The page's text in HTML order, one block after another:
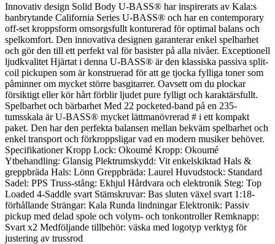
Innovativ design Solid Body U-BASS® har inspirerats av Kala:s
banbrytande California Series U-BASS® och har en contemporary
off-set kroppsform omsorgsfullt konturerad för optimal balans och
spelkomfort. Den innovativa designen garanterar enkel spelbarhet
och gör den till ett perfekt val för basister på alla nivåer. Exceptionell
ljudkvalitet Hjärtat i denna U-BASS® är den klassiska passiva split-
coil pickupen som är konstruerad för att ge tjocka fylliga toner som
påminner om mycket större basgitarrer. Oavsett om du plockar
försiktigt eller kör hårt förblir ljudet pure fylligt och karaktärsfullt.
Spelbarhet och bärbarhet Med 22 pocketed-band på en 235-
tumsskala är U-BASS® mycket lättmanövrerad # i ett kompakt
paket. Den har den perfekta balansen mellan bekväm spelbarhet och
enkel transport och förkroppsligar vad en modern musiker behöver.
Specifikationer Kropp Lock: Okoumé Kropp: Okoumé
Ytbehandling: Glansig Plektrumskydd: Vit enkelskiktad Hals &
greppbräda Hals: Lönn Greppbräda: Laurel Huvudstock: Standard
Sadel: PPS Truss-stång: Ekhjul Hårdvara och elektronik Steg: Top
Loaded 4-Saddle svart Stämskruvar: Bas sluten växel svart 1:18-
förhållande Strängar: Kala Runda lindningar Elektronik: Passiv
pickup med delad spole och volym- och tonkontroller Remknapp:
Svart x2 Medföljande tillbehör: väska med logotyp verktyg för
justering av trussrod